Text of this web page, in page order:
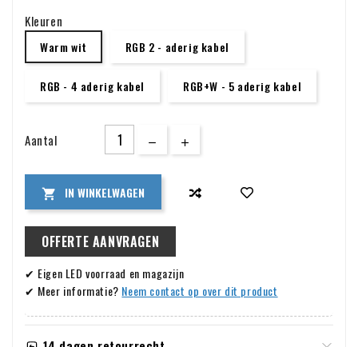
Kleuren
Warm wit RGB 2 - aderig kabel
RGB - 4 aderig kabel RGB+W - 5 aderig kabel
Aantal
 IN WINKELWAGEN
OFFERTE AANVRAGEN
✔ Eigen LED voorraad en magazijn
✔ Meer informatie? Neem contact op over dit product